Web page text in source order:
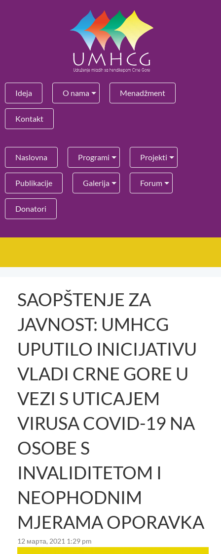
Ideja O nama Menadžment
Kontakt
Naslovna Programi Projekti
Publikacije Galerija Forum
Donatori
SAOPŠTENJE ZA
JAVNOST: UMHCG
UPUTILO INICIJATIVU
VLADI CRNE GORE U
VEZI S UTICAJEM
VIRUSA COVID-19 NA
OSOBE S
INVALIDITETOM I
NEOPHODNIM
MJERAMA OPORAVKA
12 марта, 2021 1:29 pm